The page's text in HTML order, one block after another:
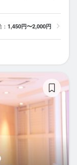
1,450円〜2,000円